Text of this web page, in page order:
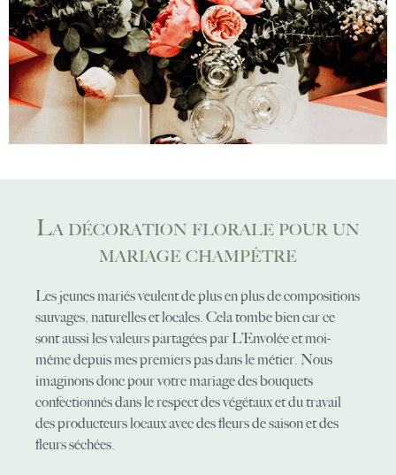
La décoration florale pour un
mariage champêtre
Les jeunes mariés veulent de plus en plus de compositions
sauvages, naturelles et locales. Cela tombe bien car ce
sont aussi les valeurs partagées par L’Envolée et moi-
même depuis mes premiers pas dans le métier. Nous
imaginons donc pour votre mariage des bouquets
confectionnés dans le respect des végétaux et du travail
des producteurs locaux avec des fleurs de saison et des
fleurs séchées.